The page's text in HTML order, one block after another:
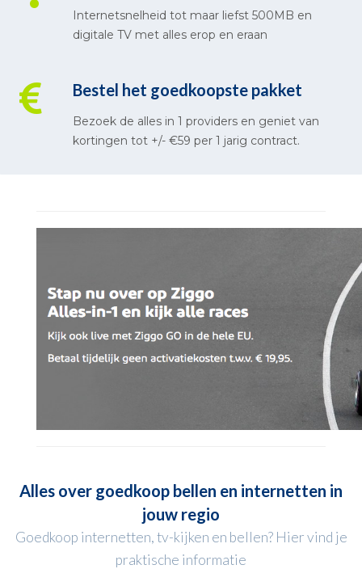
Internetsnelheid tot maar liefst 500MB en
digitale TV met alles erop en eraan
Bestel het goedkoopste pakket
Bezoek de alles in 1 providers en geniet van
kortingen tot +/- €59 per 1 jarig contract.
Alles over goedkoop bellen en internetten in
jouw regio
Goedkoop internetten, tv-kijken en bellen? Hier vind je
praktische informatie